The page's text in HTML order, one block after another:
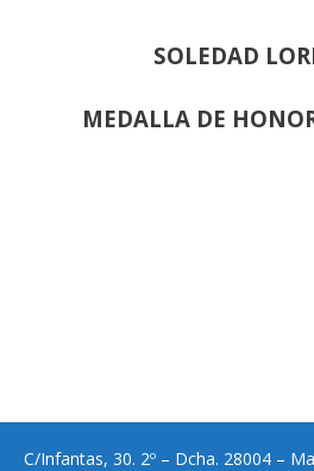
SOLEDAD
MEDALLA DE
C/Infantas, 30. 2º – Dcha. 28004 –